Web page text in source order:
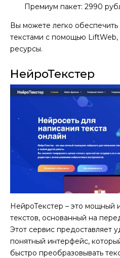
Премиум пакет: 2990
Вы можете легко
текстами с помощью LiftWeb,
ресурсы.
НейроТекстер
НейроТекстер – это мощный
текстов, основанный на
Этот сервис предоставляет
понятный интерфейс,
быстро преобразовывать